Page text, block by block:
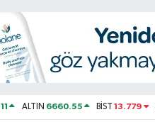
ALTIN 6660.55 BİST13.779